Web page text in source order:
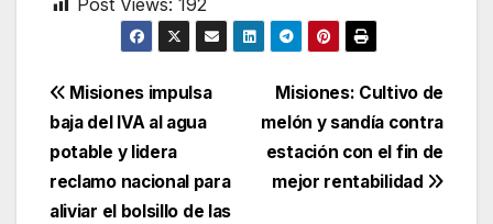
Post Views: 192
Navegación
de
entradas
Misiones: Cultivo de
melón y sandía contra
estación con el fin de
mejor rentabilidad
Misiones impulsa
baja del IVA al agua
potable y lidera
reclamo nacional para
aliviar el bolsillo de las